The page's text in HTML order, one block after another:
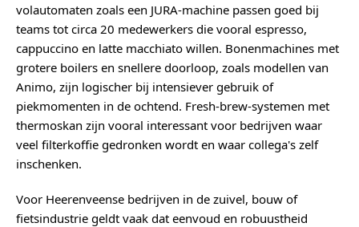
volautomaten zoals een JURA-machine passen goed bij
teams tot circa 20 medewerkers die vooral espresso,
cappuccino en latte macchiato willen. Bonenmachines met
grotere boilers en snellere doorloop, zoals modellen van
Animo, zijn logischer bij intensiever gebruik of
piekmomenten in de ochtend. Fresh-brew-systemen met
thermoskan zijn vooral interessant voor bedrijven waar
veel filterkoffie gedronken wordt en waar collega's zelf
inschenken.
Voor Heerenveense bedrijven in de zuivel, bouw of
fietsindustrie geldt vaak dat eenvoud en robuustheid